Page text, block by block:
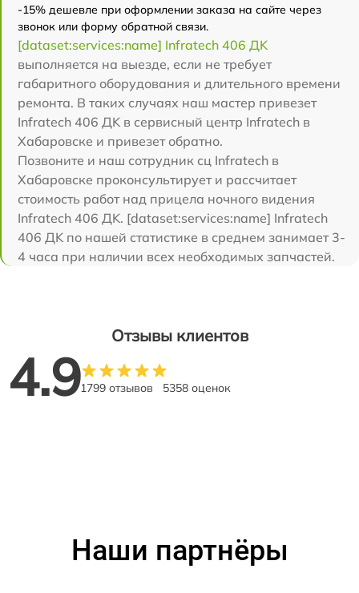
-15% дешевле при оформлении заказа на сайте через
звонок или форму обратной связи.
[dataset:services:name] Infratech 406 ДK
выполняется на выезде, если не требует
габаритного оборудования и длительного времени
ремонта. В таких случаях наш мастер привезет
Infratech 406 ДK в сервисный центр Infratech в
Хабаровске и привезет обратно.
Позвоните и наш сотрудник сц Infratech в
Хабаровске проконсультирует и рассчитает
стоимость работ над прицела ночного видения
Infratech 406 ДK. [dataset:services:name] Infratech
406 ДK по нашей статистике в среднем занимает 3-
4 часа при наличии всех необходимых запчастей.
Отзывы клиентов
4.91799 отзывов 5358 оценок
Наши партнёры